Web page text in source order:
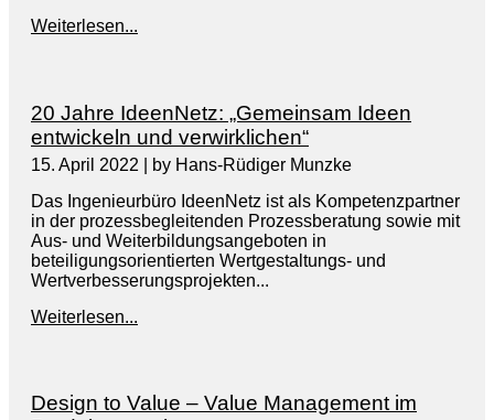
Weiterlesen...
20 Jahre IdeenNetz: „Gemeinsam Ideen
entwickeln und verwirklichen“
15. April 2022
by Hans-Rüdiger Munzke
Das Ingenieurbüro IdeenNetz ist als Kompetenzpartner
in der prozessbegleitenden Prozessberatung sowie mit
Aus- und Weiterbildungsangeboten in
beteiligungsorientierten Wertgestaltungs- und
Wertverbesserungsprojekten...
Weiterlesen...
Design to Value – Value Management im